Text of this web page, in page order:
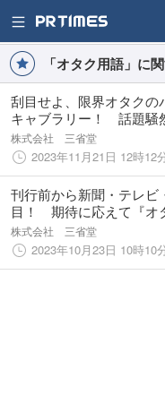
「オタク用語」に
刮目せよ、限界オタクの
キャブラリー！ 話題
が編んだ背後注意の「オ
界」、満を持して壮絶刊
株式会社 三省堂
2023年11月21日 12時12
刊行前から新聞・テレビ
目！ 期待に応えて『オ
界』、限界突破で堂々出
株式会社 三省堂
2023年10月23日 10時10